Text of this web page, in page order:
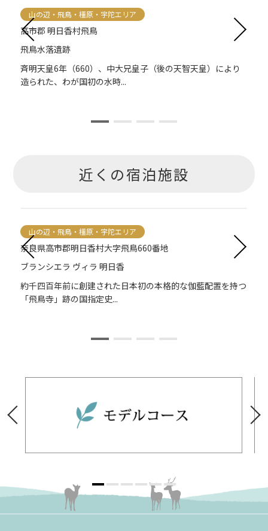
山の辺・飛鳥・橿原・宇陀エリア
高市郡 明日香村飛鳥
飛鳥水落遺跡
斉明天皇6年（660）、中大兄皇子（後の天智天皇）により
造られた、わが国初の水時...
近くの宿泊施設
山の辺・飛鳥・橿原・宇陀エリア
奈良県高市郡明日香村大字飛鳥660番地
ブランシエラ ヴィラ 明日香
約千四百年前に創建された日本初の本格的な伽藍配置を持つ
「飛鳥寺」跡の国指定史...